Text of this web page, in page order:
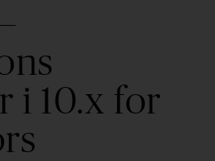
i 10.x for